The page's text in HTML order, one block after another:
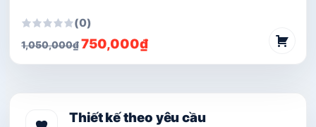
(0)
1,050,000₫ Giá
1,050,000₫.
750,000₫Giá
là:
750,000₫.
Thiết kế theo yêu cầu